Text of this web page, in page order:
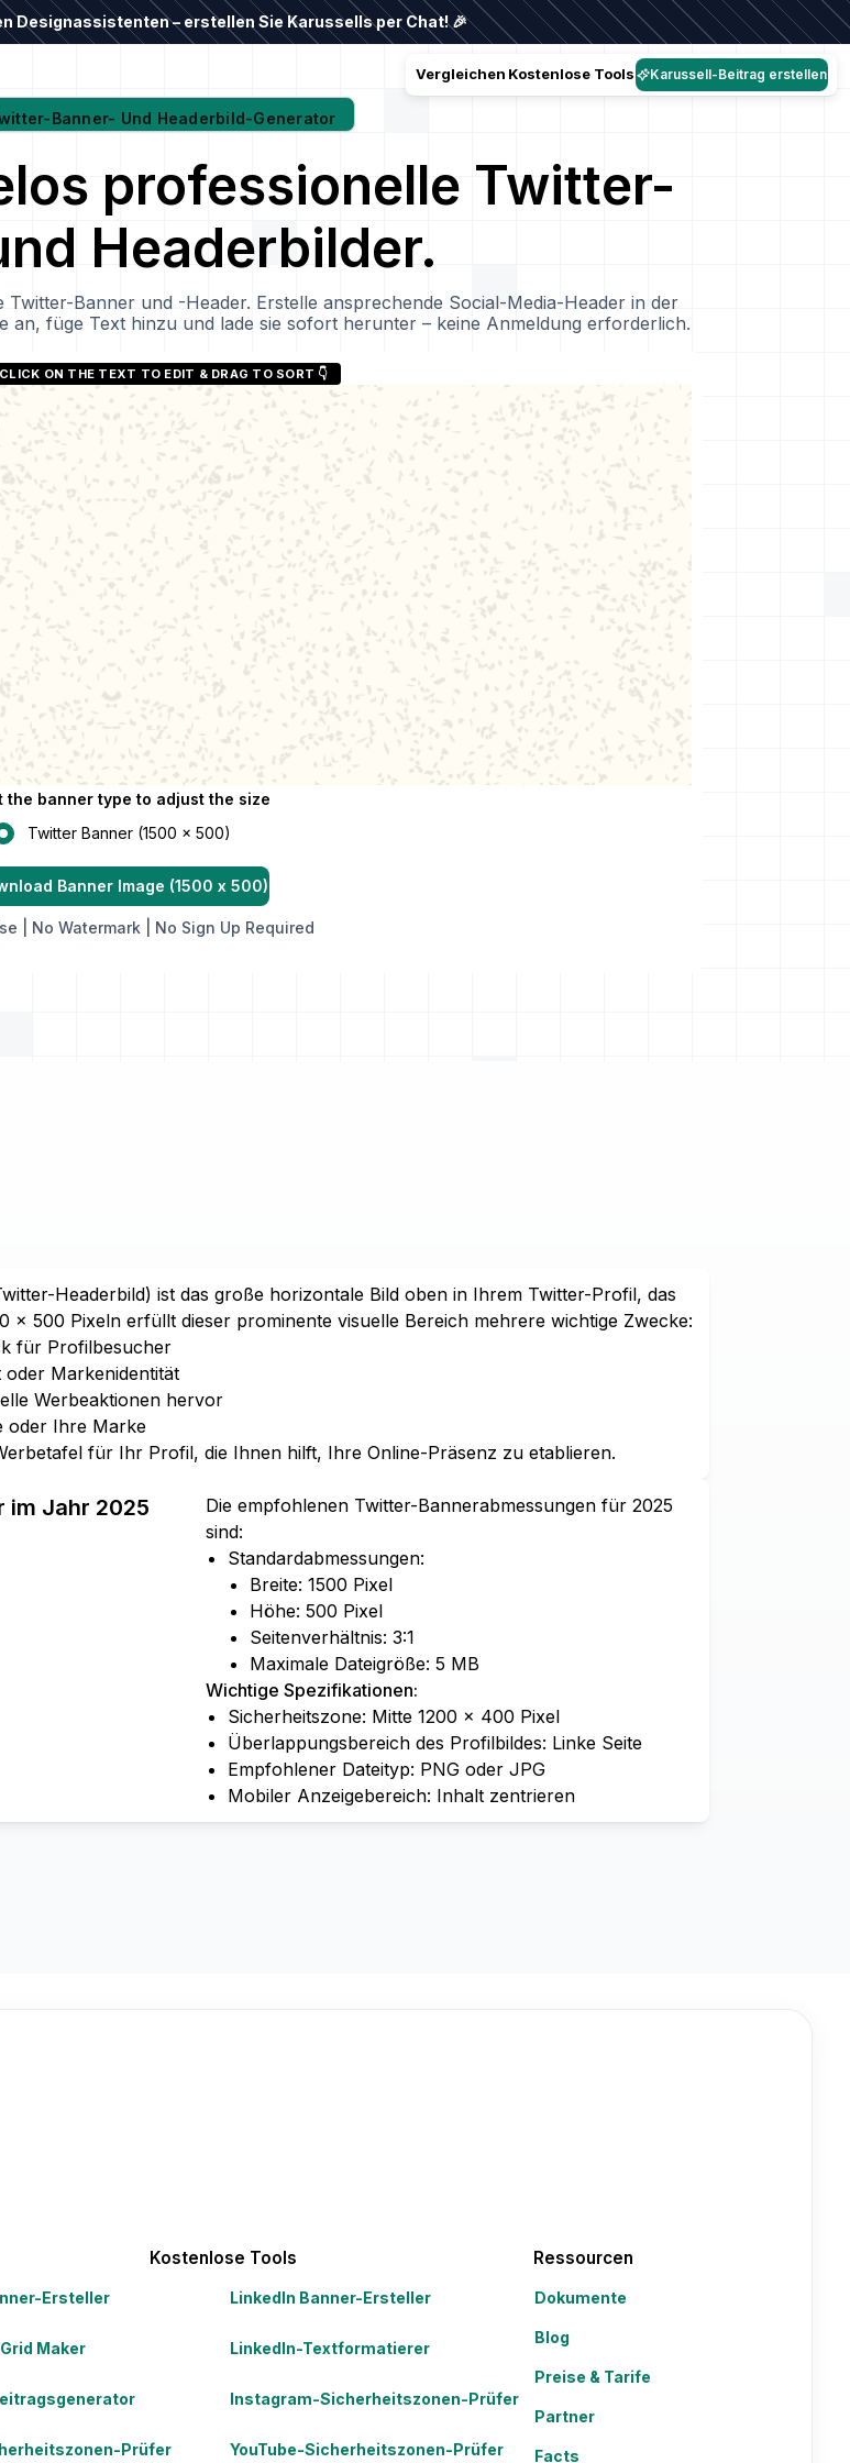
Designassistenten – erstellen Sie Karussells per Chat! 🎉
Vergleichen Kostenlose Tools Karussell-Beitrag erstellen
Banner- Und Headerbild-Generator
professionelle Twitter-
Headerbilder.
Banner und -Header. Erstelle ansprechende Social-Media-Header in der
an, füge Text hinzu und lade sie sofort herunter – keine Anmeldung erforderlich.
CLICK ON THE TEXT TO EDIT & DRAG TO SORT 👇
the banner type to adjust the size
Twitter Banner (1500 x 500)
Banner Image (1500 x 500)
| No Watermark | No Sign Up Required
Headerbild) ist das große horizontale Bild oben in Ihrem Twitter-Profil, das
× 500 Pixeln erfüllt dieser prominente visuelle Bereich mehrere wichtige Zwecke:
für Profilbesucher
Markenidentität
Werbeaktionen hervor
oder Ihre Marke
für Ihr Profil, die Ihnen hilft, Ihre Online-Präsenz zu etablieren.
im Jahr 2025
Die empfohlenen Twitter-Bannerabmessungen für 2025
sind:
Standardabmessungen:
Breite: 1500 Pixel
Höhe: 500 Pixel
Seitenverhältnis: 3:1
Maximale Dateigröße: 5 MB
Wichtige Spezifikationen:
Sicherheitszone: Mitte 1200 × 400 Pixel
Überlappungsbereich des Profilbildes: Linke Seite
Empfohlener Dateityp: PNG oder JPG
Mobiler Anzeigebereich: Inhalt zentrieren
Kostenlose Tools
Ersteller LinkedIn Banner-Ersteller
Maker LinkedIn-Textformatierer
Instagram-Sicherheitszonen-Prüfer
Prüfer YouTube-Sicherheitszonen-Prüfer
Ressourcen
Dokumente
Blog
Preise & Tarife
Partner
Facts